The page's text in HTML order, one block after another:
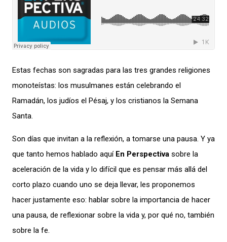
Estas fechas son sagradas para las tres grandes religiones
monoteístas: los musulmanes están celebrando el
Ramadán, los judíos el Pésaj, y los cristianos la Semana
Santa.
Son días que invitan a la reflexión, a tomarse una pausa. Y ya
que tanto hemos hablado aquí En Perspectiva sobre la
aceleración de la vida y lo difícil que es pensar más allá del
corto plazo cuando uno se deja llevar, les proponemos
hacer justamente eso: hablar sobre la importancia de hacer
una pausa, de reflexionar sobre la vida y, por qué no, también
sobre la fe.